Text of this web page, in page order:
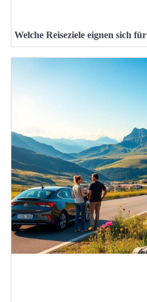
Welche Reiseziele eignen sich